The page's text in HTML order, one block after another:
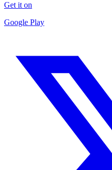
Get it on
Google Play